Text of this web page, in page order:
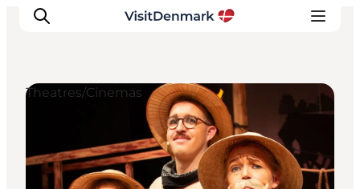
Bestemmingen
Wat te doen
Theatres/Cinemas